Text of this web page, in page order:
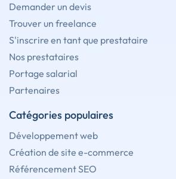
Demander un devis
Trouver un freelance
S'inscrire en tant que prestataire
Nos prestataires
Portage salarial
Partenaires
Catégories populaires
Développement web
Création de site e-commerce
Référencement SEO